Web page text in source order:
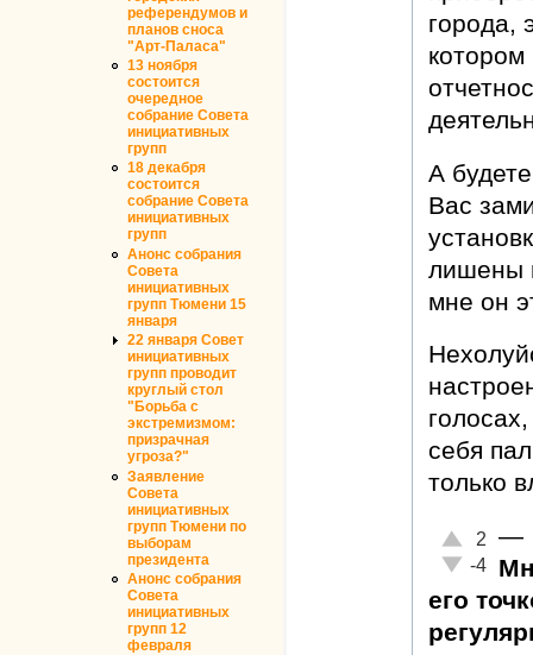
референдумов и
планов сноса
"Арт-Паласа"
13 ноября
состоится
очередное
собрание Совета
инициативных
групп
18 декабря
состоится
собрание Совета
инициативных
групп
Анонс собрания
Совета
инициативных
групп Тюмени 15
января
22 января Совет
инициативных
групп проводит
круглый стол
"Борьба с
экстремизмом:
призрачная
угроза?"
Заявление
Совета
инициативных
групп Тюмени по
выборам
президента
Анонс собрания
Совета
инициативных
групп 12
февраля
города,
котором
А
Вас
лишены
мне он
себя
только
Отлично!
2
-4
—
его